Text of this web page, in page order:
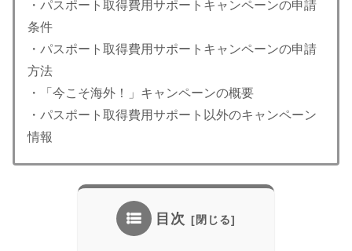
・パスポート取得費用サポートキャンペーンの申請
条件
・パスポート取得費用サポートキャンペーンの申請
方法
・「今こそ海外！」キャンペーンの概要
・パスポート取得費用サポート以外のキャンペーン
情報
目次